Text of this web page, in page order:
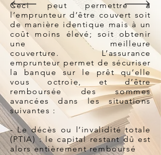
Ceci peut permettre à
l’emprunteur d’être couvert soit
de manière identique mais à un
coût moins élevé; soit obtenir
une meilleure
couverture.L’assurance
emprunteur permet de sécuriser
la banque sur le prêt qu’elle
vous octroie, et d’être
remboursée des sommes
avancées dans les situations
suivantes :
- Le décès ou l’invalidité totale
(PTIA) : le capital restant dû est
alors entièrement remboursé